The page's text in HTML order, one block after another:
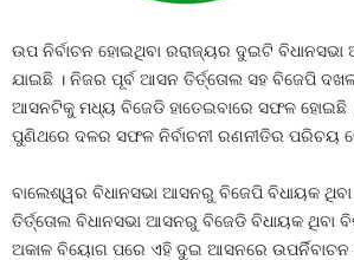
ଉପ ନିର୍ବାଚନ ହୋଇଥିବା ରରାଜ୍ୟର ଦୁଇଟି
ଯାଇଛି । ନିଜର ପୂର୍ବ ଆସନ ତିର୍ତ୍ତୋଲ ସହ ବିଜେପି
ଆସନଟିକୁ ମଧ୍ୟ ବିଜେଡି ହାତେଇବାରେ ସଫଳ
ପୁଣିଥରେ ଦଳର ସଫଳ ନିର୍ବାଚନୀ ରଣନୀତିର ପରିଚୟ
ବାଲେଶ୍ୱର ବିଧାନସଭା ଆସନରୁ ବିଜେପି ବିଧାୟକ
ତିର୍ତ୍ତୋଲ ବିଧାନସଭା ଆସନରୁ ବିଜେଡି ବିଧାୟକ ଥିବା
ଅକାଳ ବିୟୋଗ ପରେ ଏହି ଦୁଇ ଆସନରେ ଉପର୍ନିବାଚନ